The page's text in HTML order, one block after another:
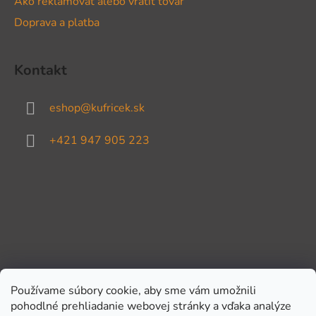
Používame súbory cookie, aby sme vám umožnili
pohodlné prehliadanie webovej stránky a vďaka analýze
Doprava a platba
Kontakt
eshop@kufricek.sk
+421 947 905 223